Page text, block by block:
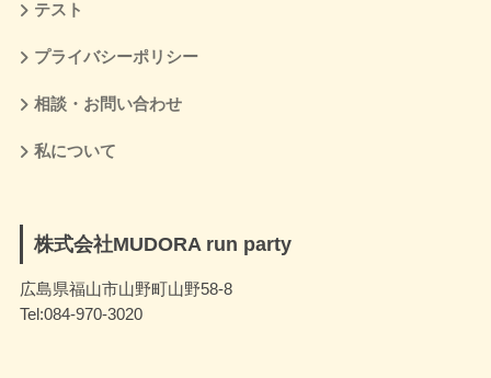
テスト
プライバシーポリシー
相談・お問い合わせ
私について
株式会社MUDORA run party
広島県福山市山野町山野58-8
Tel:084-970-3020